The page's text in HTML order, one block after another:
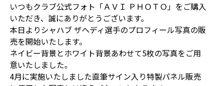
いつもクラブ公式フォト「ＡＶＩ ＰＨＯＴＯ」をご購入
いただき、誠にありがとうございます。
本日よりシャハブ ザヘディ選手のプロフィール写真の販
売を開始いたします。
ネイビー背景とホワイト背景あわせて5枚の写真をご用
意いたしました。
4月に実施いたしました直筆サイン入り特製パネル販売